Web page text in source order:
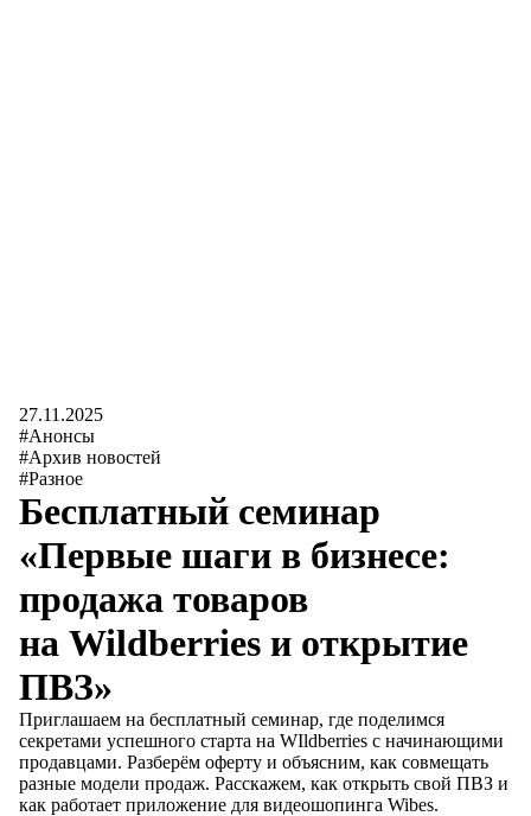
27.11.2025
#Анонсы
#Архив новостей
#Разное
Бесплатный семинар
«Первые шаги в бизнесе:
продажа товаров
на Wildberries и открытие
ПВЗ»
Приглашаем на бесплатный семинар, где поделимся
секретами успешного старта на WIldberries с начинающими
продавцами. Разберём оферту и объясним, как совмещать
разные модели продаж. Расскажем, как открыть свой ПВЗ и
как работает приложение для видеошопинга Wibes.